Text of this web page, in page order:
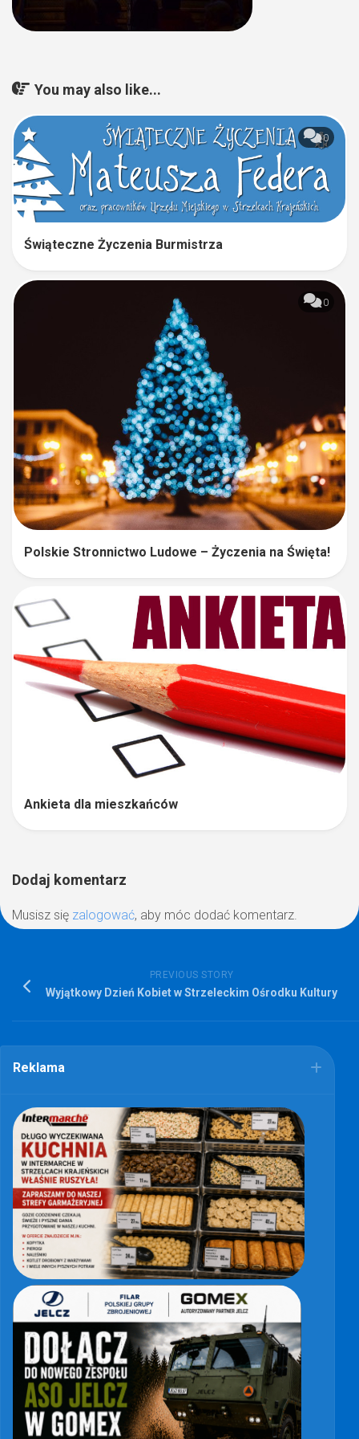
You may also like...
0
Świąteczne Życzenia Burmistrza
0
Polskie Stronnictwo Ludowe – Życzenia na Święta!
Ankieta dla mieszkańców
Dodaj komentarz
Musisz się zalogować, aby móc dodać komentarz.
PREVIOUS STORY
Wyjątkowy Dzień Kobiet w Strzeleckim Ośrodku Kultury
Reklama